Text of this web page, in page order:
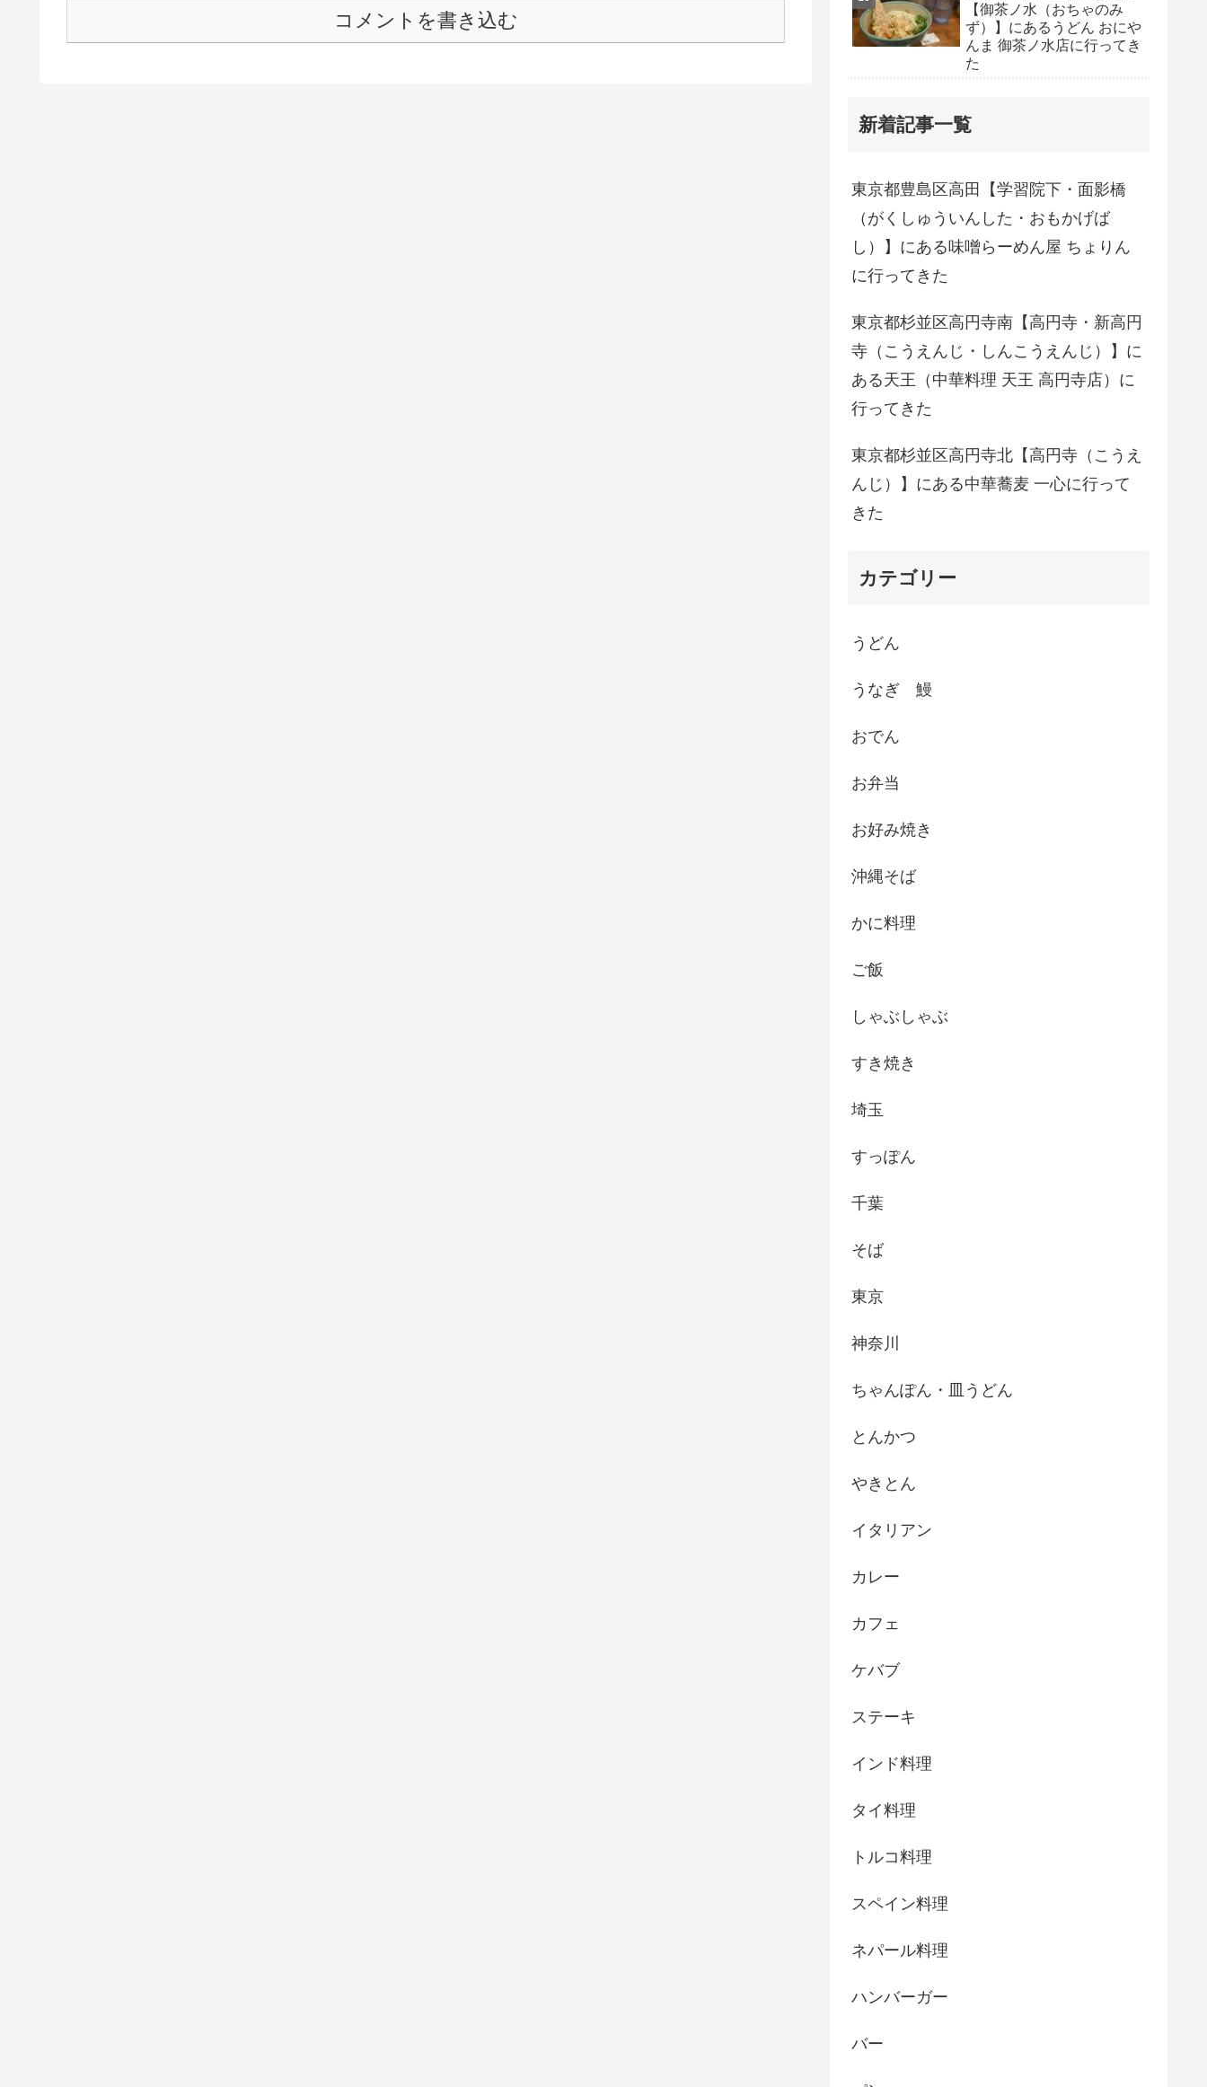
コメントを書き込む
【御茶ノ水（おちゃのみ
ず）】にあるうどん おにや
んま 御茶ノ水店に行ってき
た
新着記事一覧
東京都豊島区高田【学習院下・面影橋
（がくしゅういんした・おもかげば
し）】にある味噌らーめん屋 ちょりん
に行ってきた
東京都杉並区高円寺南【高円寺・新高円
寺（こうえんじ・しんこうえんじ）】に
ある天王（中華料理 天王 高円寺店）に
行ってきた
東京都杉並区高円寺北【高円寺（こうえ
んじ）】にある中華蕎麦 一心に行って
きた
カテゴリー
うどん
うなぎ 鰻
おでん
お弁当
お好み焼き
沖縄そば
かに料理
ご飯
しゃぶしゃぶ
すき焼き
埼玉
すっぽん
千葉
そば
東京
神奈川
ちゃんぽん・皿うどん
とんかつ
やきとん
イタリアン
カレー
カフェ
ケバブ
ステーキ
インド料理
タイ料理
トルコ料理
スペイン料理
ネパール料理
ハンバーガー
バー